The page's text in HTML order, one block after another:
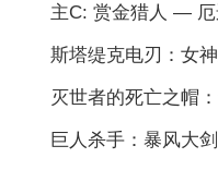
主C: 赏金猎人 — 厄
斯塔缇克电刃：女神
灭世者的死亡之帽：
巨人杀手：暴风大剑